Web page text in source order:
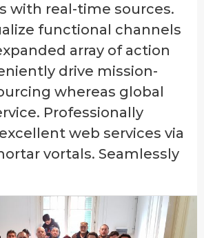
with real-time sources.
functional channels
array of action
drive mission-
whereas global
Professionally
web services via
vortals. Seamlessly